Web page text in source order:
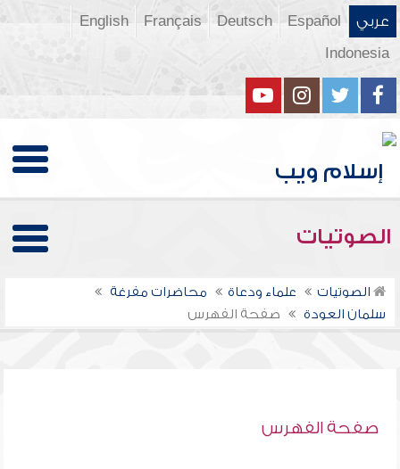
عربي Español
Deutsch
Français
English
Indonesia
الصوتيات
الصوتيات علماء ودعاة
محاضرات مفرغة
سلمان العودة
صفحة الفهرس
صفحة الفهرس